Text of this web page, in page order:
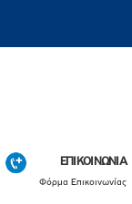
ΕΠΙΚΟΙΝΩΝΙΑ
Φόρμα Επικοινωνίας